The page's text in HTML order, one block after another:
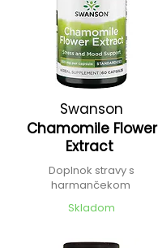
Swanson
Chamomile Flower
Extract
Doplnok stravy s
harmančekom
Skladom